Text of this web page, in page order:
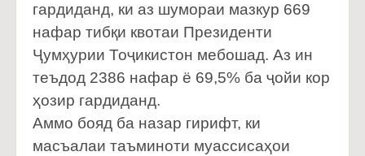
гардиданд, ки аз шумораи мазкур 669
нафар тибқи квотаи Президенти
Ҷумҳурии Тоҷикистон мебошад. Аз ин
теъдод 2386 нафар ё 69,5% ба ҷойи кор
ҳозир гардиданд.
Аммо бояд ба назар гирифт, ки
масъалаи таъминоти муассисаҳои